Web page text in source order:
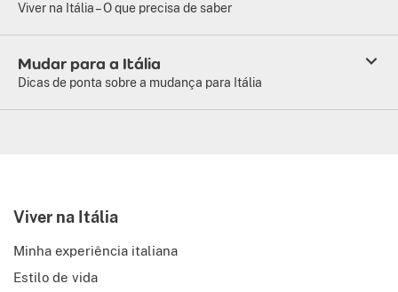
Viver na Itália – O que precisa de saber
Mudar para a Itália
Dicas de ponta sobre a mudança para Itália
Viver na Itália
Minha experiência italiana
Estilo de vida